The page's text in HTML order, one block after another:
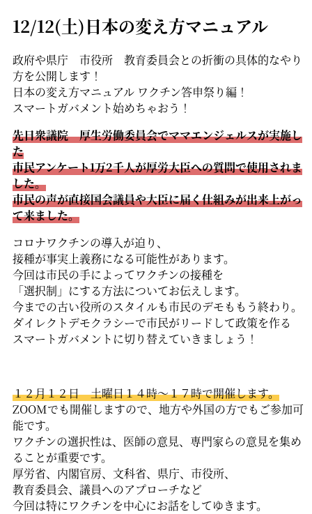
12/12(土)日本の変え方マニュアル
政府や県庁 市役所 教育委員会との折衝の具体的なやり
方を公開します！
日本の変え方マニュアル ワクチン答申祭り編！
スマートガバメント始めちゃおう！
先日衆議院 厚生労働委員会でママエンジェルスが実施し
た
市民アンケート1万2千人が厚労大臣への質問で使用されま
した。
市民の声が直接国会議員や大臣に届く仕組みが出来上がっ
て来ました。
コロナワクチンの導入が迫り、
接種が事実上義務になる可能性があります。
今回は市民の手によってワクチンの接種を
「選択制」にする方法についてお伝えします。
今までの古い役所のスタイルも市民のデモももう終わり。
ダイレクトデモクラシーで市民がリードして政策を作る
スマートガバメントに切り替えていきましょう！
１２月１２日 土曜日１４時〜１７時で開催します。
ZOOMでも開催しますので、地方や外国の方でもご参加可
能です。
ワクチンの選択性は、医師の意見、専門家らの意見を集め
ることが重要です。
厚労省、内閣官房、文科省、県庁、市役所、
教育委員会、議員へのアプローチなど
今回は特にワクチンを中心にお話をしてゆきます。